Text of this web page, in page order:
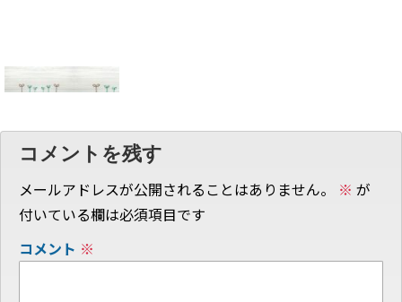
コメントを残す
メールアドレスが公開されることはありません。 ※ が
付いている欄は必須項目です
コメント ※